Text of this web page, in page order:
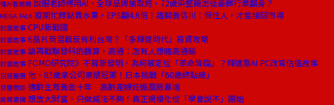
懂AI看商周 說服老師傅用AI、全球品牌搶取經，72歲染整廠怎從最髒行業翻身？
MEGA TALK 疫期忙蹲點賣水果，EPS翻4.6倍！雄獅黃信川：保住人，才能接回市場
封面故事 CPU新戰國
封面故事 6晶片商混戰反有利台灣？「多輝達時代」投資攻略
封面故事 論再戰聯發科的勝算，高通：怎有人想賭高通輸
封面故事 FOMO研究院》不算新發明，為何被定位「革命降臨」？輝達靠AI PC改寫估值故事
日經嚴選 他，83歲拿公司業績冠軍！日本挑戰「60歲終點線」
良醫問診 適齡生育黃金十年 高齡產婦妊娠風險暴增
商周書摘 想放大財富，只做減法不夠！真正規模化從「學會說不」開始